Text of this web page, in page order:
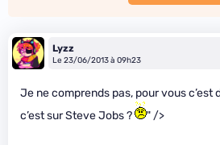
Lyzz
Le 23/06/2013 à 09h23
Je ne comprends pas, pour vous c’est
c’est sur Steve Jobs ?
" />